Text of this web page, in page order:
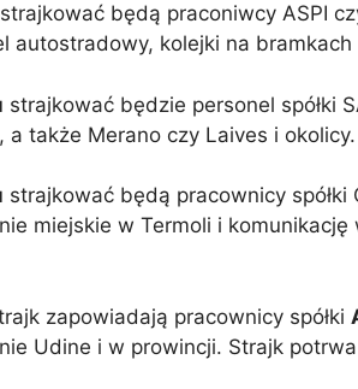
strajkować będą praconiwcy ASPI
autostradowy, kolejki na
strajkować będzie personel spółki
a także Merano czy Laives i
strajkować będą pracownicy
miejskie w Termoli i
zapowiadają pracownicy spółki
Udine i w prowincji. Strajk